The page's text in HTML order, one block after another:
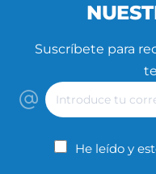
Suscríbete para
Introduce
tu
correo
He leído y